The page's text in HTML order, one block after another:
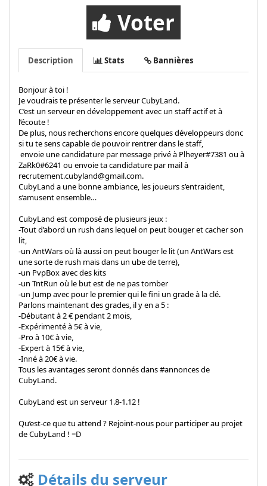
Voter
Description Stats Bannières
Bonjour à toi !
Je voudrais te présenter le serveur CubyLand.
C’est un serveur en développement avec un staff actif et à
l’écoute !
De plus, nous recherchons encore quelques développeurs donc
si tu te sens capable de pouvoir rentrer dans le staff,
envoie une candidature par message privé à Plheyer#7381 ou à
ZaRk0#6241 ou envoie ta candidature par mail à
recrutement.cubyland@gmail.com.
CubyLand a une bonne ambiance, les joueurs s’entraident,
s’amusent ensemble…
CubyLand est composé de plusieurs jeux :
-Tout d’abord un rush dans lequel on peut bouger et cacher son
lit,
-un AntWars où là aussi on peut bouger le lit (un AntWars est
une sorte de rush mais dans un ube de terre),
-un PvpBox avec des kits
-un TntRun où le but est de ne pas tomber
-un Jump avec pour le premier qui le fini un grade à la clé.
Parlons maintenant des grades, il y en a 5 :
-Débutant à 2 € pendant 2 mois,
-Expérimenté à 5€ à vie,
-Pro à 10€ à vie,
-Expert à 15€ à vie,
-Inné à 20€ à vie.
Tous les avantages seront donnés dans #annonces de
CubyLand.
CubyLand est un serveur 1.8-1.12 !
Qu’est-ce que tu attend ? Rejoint-nous pour participer au projet
de CubyLand ! =D
Détails du serveur